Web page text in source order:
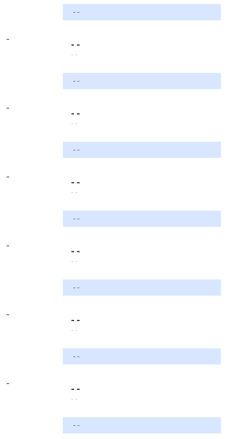
- -
-
- -
- -
- -
-
- -
- -
- -
-
- -
- -
- -
-
- -
- -
- -
-
- -
- -
- -
-
- -
- -
- -